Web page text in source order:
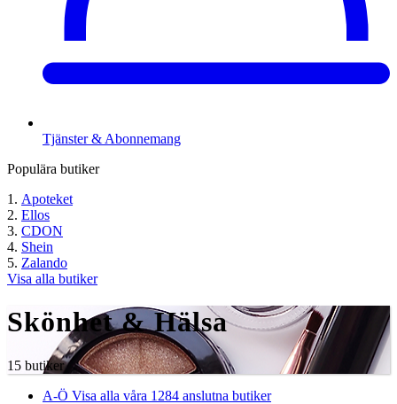
Tjänster & Abonnemang
Populära butiker
Apoteket
Ellos
CDON
Shein
Zalando
Visa alla butiker
Skönhet & Hälsa
15 butiker
A-Ö Visa alla våra 1284 anslutna butiker